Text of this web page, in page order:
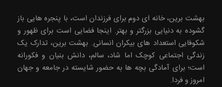
بهشت برین، خانه ای دوم برای فرزندان است، با پنجره هایی باز
گشوده به دنیایی بزرگتر و بهتر. اینجا فضایی است برای ظهور و
شکوفایی استعداد های بیکران انسانی. بهشت برین، تدارک یک
زندگی اجتماعی کوچک اما شاد، سالم، دانش بنیان و فکورانه
است؛ برای آمادگی بچه ها به حضور شایسته در جامعه و جهان
امروز و فردا.